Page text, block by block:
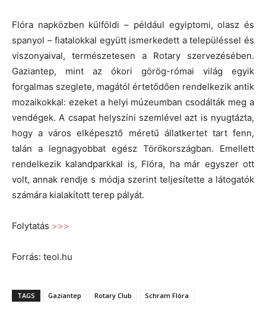
Flóra napközben külföldi – például egyiptomi, olasz és
spanyol – fiatalokkal együtt ismerkedett a településsel és
viszonyaival, természetesen a Rotary szervezésében.
Gaziantep, mint az ókori görög-római világ egyik
forgalmas szeglete, magától értetődően rendelkezik antik
mozaikokkal: ezeket a helyi múzeumban csodálták meg a
vendégek. A csapat helyszíni szemlével azt is nyugtázta,
hogy a város elképesztő méretű állatkertet tart fenn,
talán a legnagyobbat egész Törökországban. Emellett
rendelkezik kalandparkkal is, Flóra, ha már egyszer ott
volt, annak rendje s módja szerint teljesítette a látogatók
számára kialakított terep pályát.
Folytatás >>>
Forrás: teol.hu
TAGS Gaziantep Rotary Club Schram Flóra